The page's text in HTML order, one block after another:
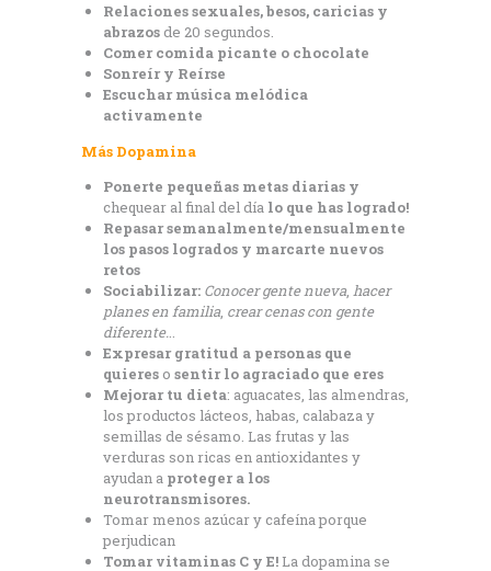
Relaciones sexuales, besos, caricias y
abrazosde 20 segundos.
Comer comida picante o chocolate
Sonreír y Reírse
Escuchar música melódica
activamente
Más Dopamina
Ponerte pequeñas metas diarias y
chequear al final del día lo que has logrado!
Repasar semanalmente/mensualmente
los pasos logrados y marcarte nuevos
retos
Sociabilizar:Conocer gente nueva, hacer
planes en familia, crear cenas con gente
diferente...
Expresar gratitud a personas que
quieres o sentir lo agraciado que eres
Mejorar tu dieta: aguacates, las almendras,
los productos lácteos, habas, calabaza y
semillas de sésamo. Las frutas y las
verduras son ricas en antioxidantes y
ayudan aproteger a los
neurotransmisores.
Tomar menos azúcar y cafeína porque
perjudican
Tomar vitaminas C y E!La dopamina se